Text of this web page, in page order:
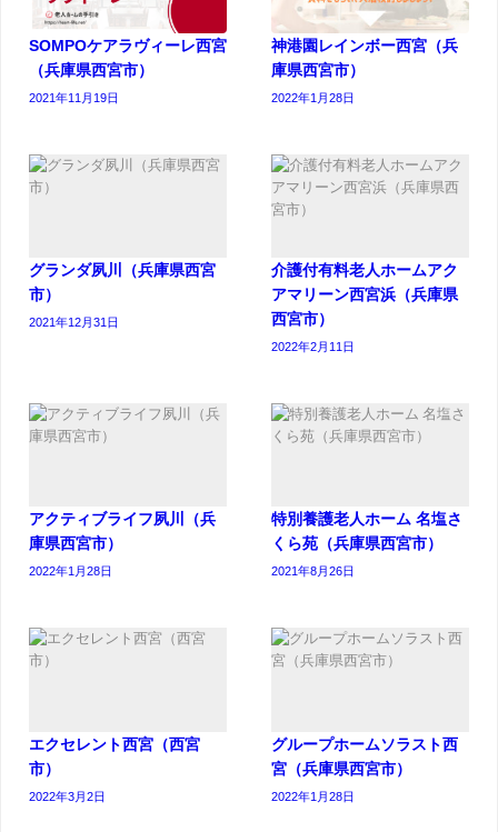
SOMPOケアラヴィーレ西宮
（兵庫県西宮市）
2021年11月19日
神港園レインボー西宮（兵
庫県西宮市）
2022年1月28日
グランダ夙川（兵庫県西宮
市）
2021年12月31日
介護付有料老人ホームアク
アマリーン西宮浜（兵庫県
西宮市）
2022年2月11日
アクティブライフ夙川（兵
庫県西宮市）
2022年1月28日
特別養護老人ホーム 名塩さ
くら苑（兵庫県西宮市）
2021年8月26日
エクセレント西宮（西宮
市）
2022年3月2日
グループホームソラスト西
宮（兵庫県西宮市）
2022年1月28日